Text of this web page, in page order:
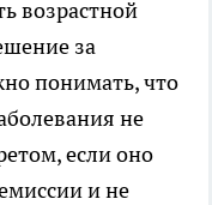
возрастной
за
понимать, что
не
если оно
и не